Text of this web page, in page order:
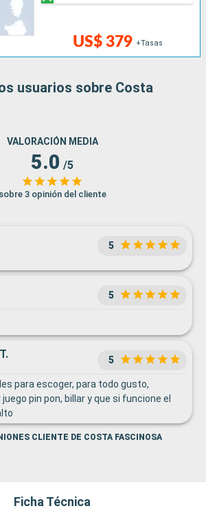
US$ 379 +Tasas
usuarios sobre Costa
VALORACIÓN MEDIA
5.0 /5
sobre 3 opinión del cliente
5
5
5
para escoger, para todo gusto,
pin pon, billar y que si funcione el
CLIENTE DE COSTA FASCINOSA
Ficha Técnica